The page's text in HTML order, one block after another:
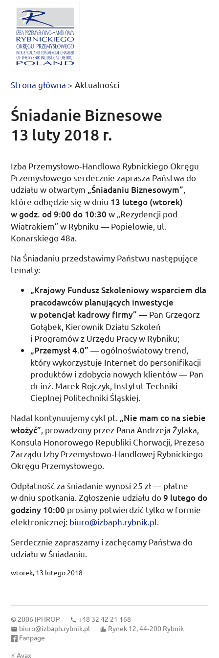
Strona główna > Aktualności
Śniadanie Biznesowe
13 luty 2018 r.
Izba Przemysłowo­‑Handlowa Rybnickiego Okręgu
Przemysłowego serdecznie zaprasza Państwa do
udziału w otwartym „Śniadaniu Biznesowym”
które odbędzie się w dniu 13 lutego (wtorek)
wgodz. od 9:00 do 10:30 w „Rezydencji pod
Wiatrakiem” w Rybniku — Popielowie, ul.
Konarskiego 48a.
Na Śniadaniu przedstawimy Państwu następujące
tematy:
„Krajowy Fundusz Szkoleniowy wsparciem dla
pracodawców planujących inwestycje
w potencjał kadrowy firmy” — Pan Grzegorz
Gołąbek, Kierownik Działu Szkoleń
i Programów z Urzędu Pracy w Rybniku;
„Przemysł 4.0” — ogólnoświatowy trend,
który wykorzystuje Internet do personifikacji
produktów i zdobycia nowych klientów — Pan
dr inż. Marek Rojczyk, Instytut Techniki
Cieplnej Politechniki Śląskiej.
Nadal kontynuujemy cykl pt. „Nie mam co na siebie
włożyć” , prowadzony przez Pana Andrzeja Żylaka,
Konsula Honorowego Republiki Chorwacji, Prezesa
Zarządu Izby Przemysłowo­‑Handlowej Rybnickiego
Okręgu Przemysłowego.
Odpłatność za śniadanie wynosi 25zł— płatne
w dniu spotkania. Zgłoszenie udziału do9 lutego do
godziny 10:00 prosimy potwierdzić tylko w formie
elektronicznej: biuro@izbaph.rybnik.pl
Serdecznie zapraszamy i zachęcamy Państwa do
udziału w Śniadaniu.
wtorek, 13 lutego 2018
© 2006 IPHROP
+48 32 42 21 168
biuro@izbaph.rybnik.pl
Rynek 12, 44‑200 Rybnik
Fanpage
⚡ Ayax